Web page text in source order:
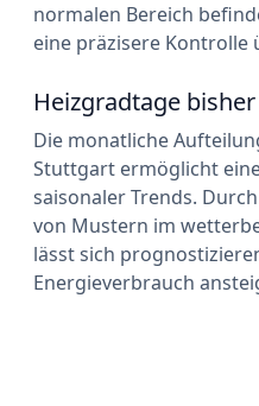
normalen Bereich
eine präzisere Kontrolle
Heizgradtage bisher
Die monatliche
Stuttgart ermöglicht
saisonaler Trends.
von Mustern im
lässt sich
Energieverbrauch